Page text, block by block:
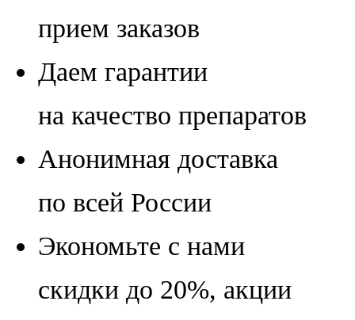
прием заказов
Даем гарантии
на качество препаратов
Анонимная доставка
по всей России
Экономьте с нами
скидки до 20%, акции